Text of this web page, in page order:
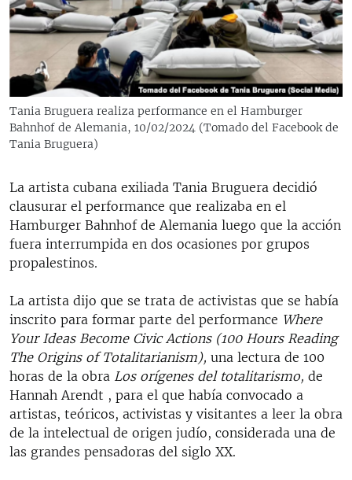
RADIO MARTÍ
ESPECIALES
ESPECIALES
LA REALIDAD DE LA VIVIENDA EN CUBA
SER VIEJO EN CUBA
LOS SANTOS DE HIALEAH
DESINFORMACIÓN RUSA EN AMÉRICA LATINA
LA INVASIÓN DE RUSIA A UCRANIA
MULTIMEDIA
EDITORIALES
SÍGUENOS
Tania Bruguera realiza performance en el Hamburger
Bahnhof de Alemania, 10/02/2024 (Tomado del Facebook de
Tania Bruguera)
La artista cubana exiliada Tania Bruguera decidió
clausurar el performance que realizaba en el
Hamburger Bahnhof de Alemania luego que la acción
fuera interrumpida en dos ocasiones por grupos
propalestinos.
La artista dijo que se trata de activistas que se había
inscrito para formar parte del performance Where
Your Ideas Become Civic Actions (100 Hours Reading
The Origins of Totalitarianism), una lectura de 100
horas de la obra Los orígenes del totalitarismo, de
Hannah Arendt , para el que había convocado a
artistas, teóricos, activistas y visitantes a leer la obra
de la intelectual de origen judío, considerada una de
las grandes pensadoras del siglo XX.